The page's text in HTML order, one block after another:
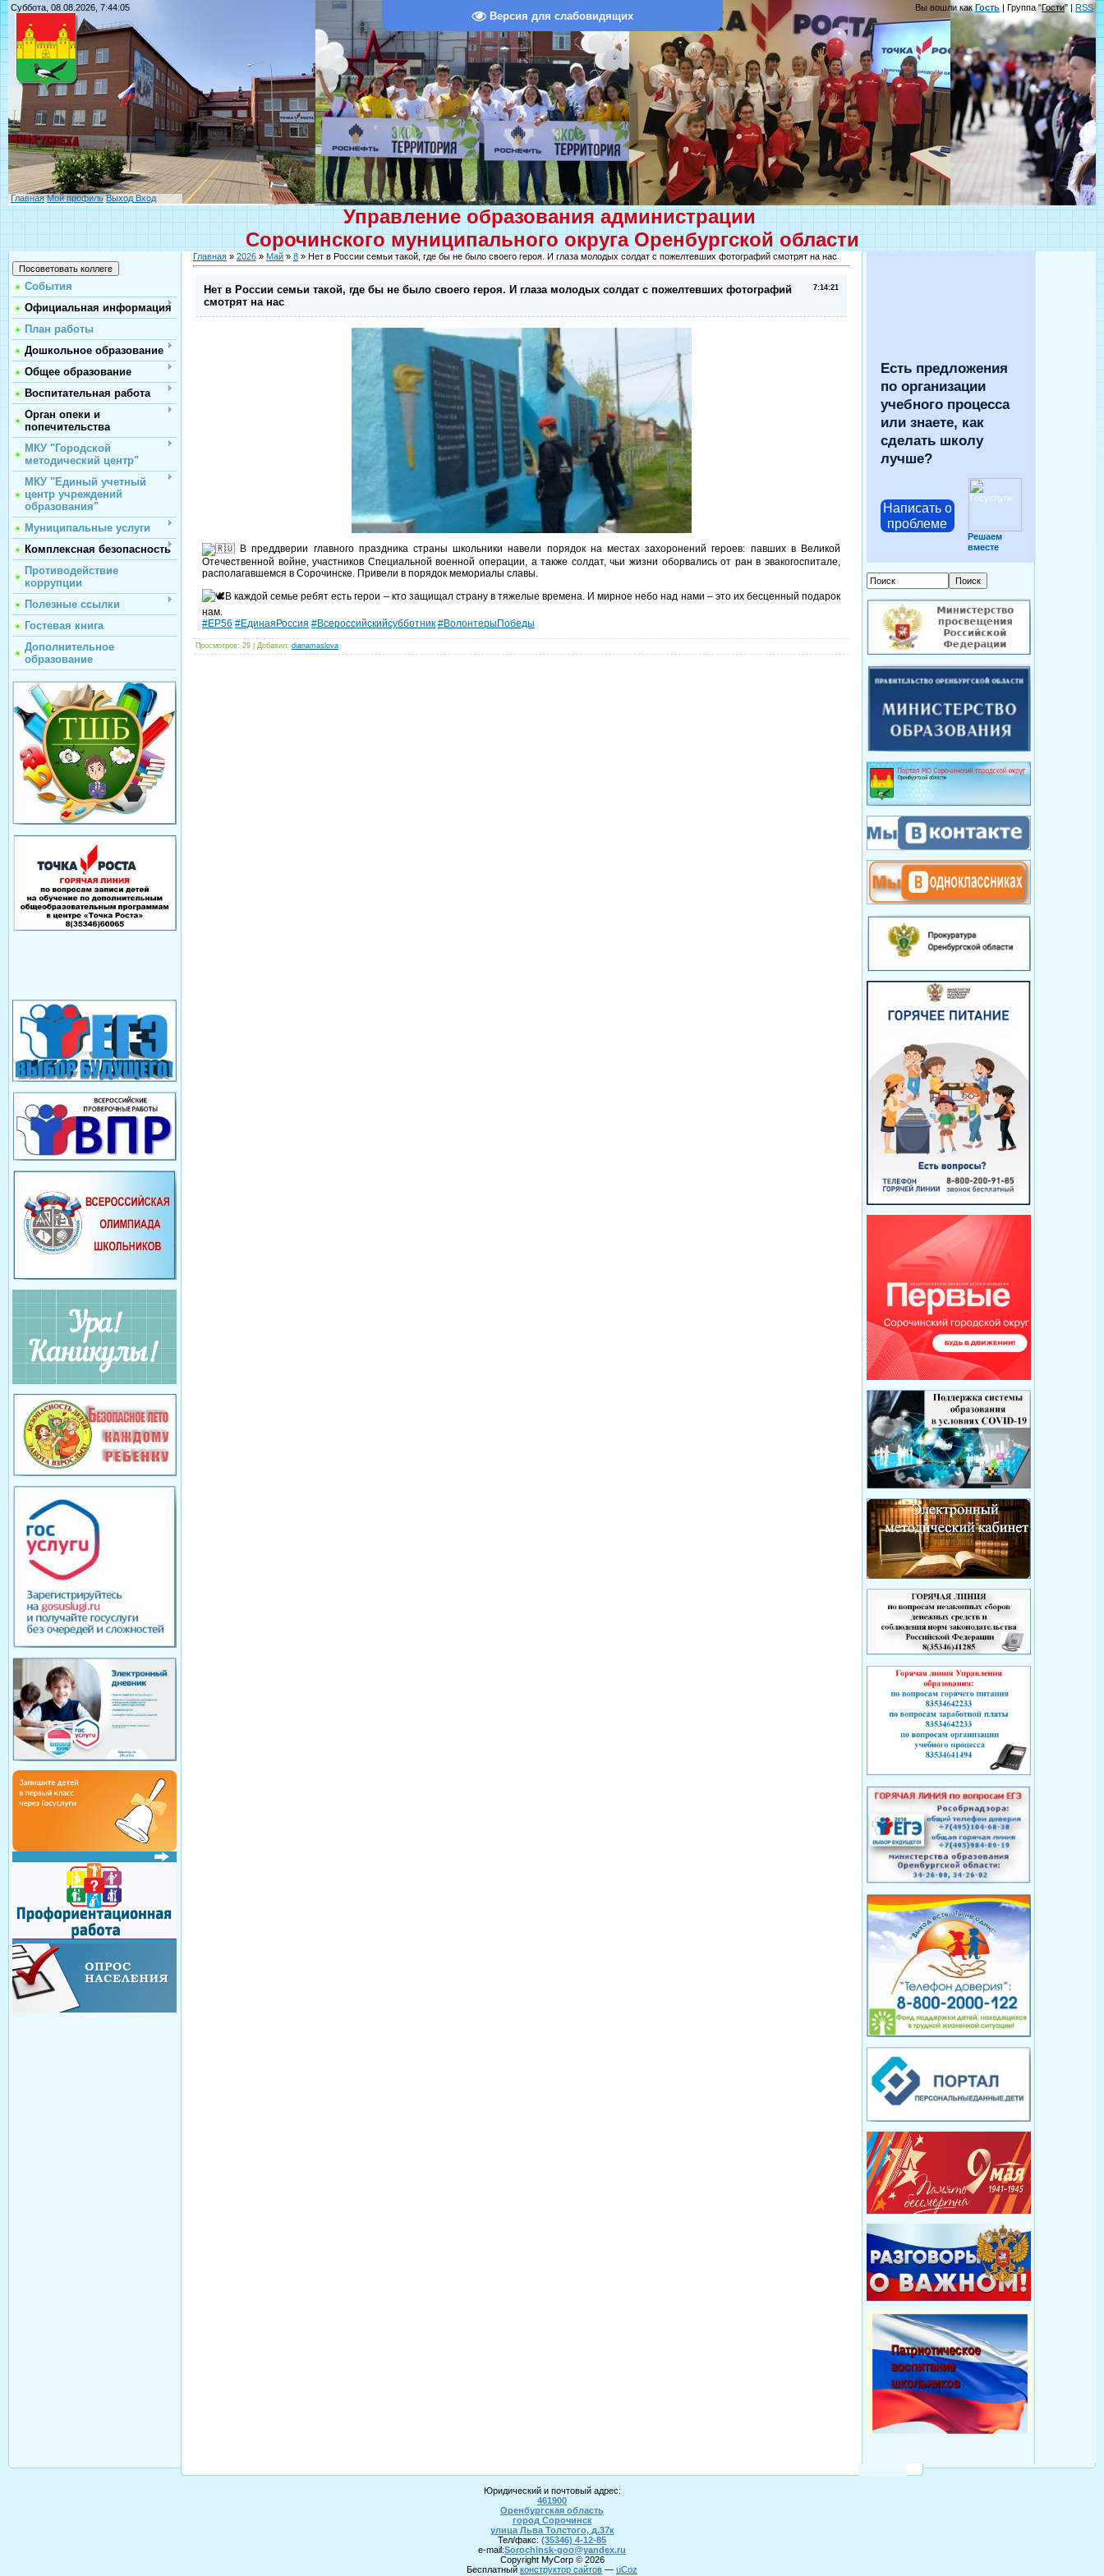
Версия для слабовидящих
Суббота, 08.08.2026, 7:44:05 Вы вошли какГость | Группа "Гости" | RSS
Главная Мой профиль Выход Вход
Управление образования администрации
Сорочинского муниципального округа Оренбургской области
События
Официальная информация
План работы
Дошкольное образование
Общее образование
Воспитательная работа
Орган опеки и
попечительства
МКУ "Городской
методический центр"
МКУ "Единый учетный
центр учреждений
образования"
Муниципальные услуги
Комплексная безопасность
Противодействие
коррупции
Полезные ссылки
Гостевая книга
Дополнительное
образование
Главная » 2026 » Май » 8 » Нет в России семьи такой, где бы не было своего героя. И глаза молодых солдат с пожелтевших фотографий смотрят на нас
7:14:21
Нет в России семьи такой, где бы не было своего героя. И глаза молодых солдат с пожелтевших фотографий
смотрят на нас
В преддверии главного праздника страны школьники навели порядок на местах захоронений героев: павших в Великой
Отечественной войне, участников Специальной военной операции, а также солдат, чьи жизни оборвались от ран в эвакогоспитале,
располагавшемся в Сорочинске. Привели в порядок мемориалы славы.
В каждой семье ребят есть герои – кто защищал страну в тяжелые времена. И мирное небо над нами – это их бесценный подарок
нам.
#ЕР56 #ЕдинаяРоссия #Всероссийскийсубботник #ВолонтерыПобеды
Просмотров: 29 | Добавил: dianamaslova
Есть предложения
по организации
учебного процесса
или знаете, как
сделать школу
лучше?
Написать о
проблеме
Решаем
вместе
Юридический и почтовый адрес:
461900
Оренбургская область
город Сорочинск
улица Льва Толстого, д.37к
Тел/факс: (35346) 4-12-85
e-mail:Sorochinsk-goo@yandex.ru
Copyright MyCorp © 2026
Бесплатный конструктор сайтов — uCoz